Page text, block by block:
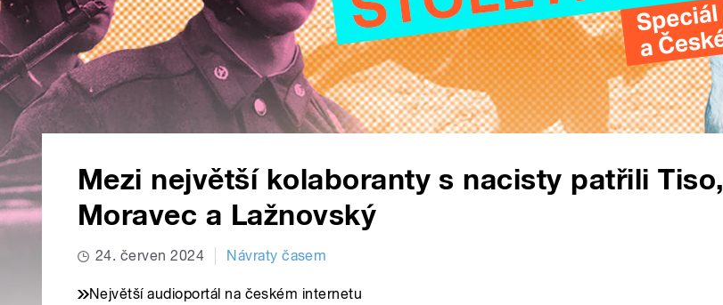
Mezi největší kolaboranty s nacisty patřili Tiso,
Moravec a Lažnovský
24. červen 2024 Návraty časem
Největší audioportál na českém internetu